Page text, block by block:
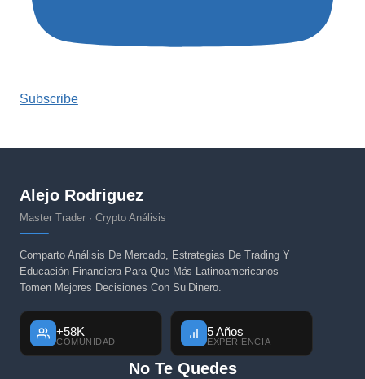
Subscribe
Alejo Rodriguez
Master Trader · Crypto Análisis
Comparto Análisis De Mercado, Estrategias De Trading Y
Educación Financiera Para Que Más Latinoamericanos
Tomen Mejores Decisiones Con Su Dinero.
+58K
COMUNIDAD
5 Años
EXPERIENCIA
No Te Quedes